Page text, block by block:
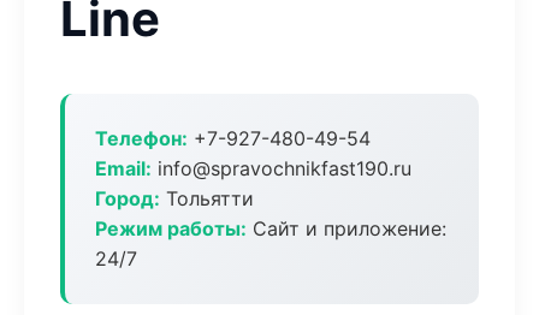
Line
Телефон: +7-927-480-49-54
Email: info@spravochnikfast190.ru
Город: Тольятти
Режим работы: Сайт и приложение:
24/7